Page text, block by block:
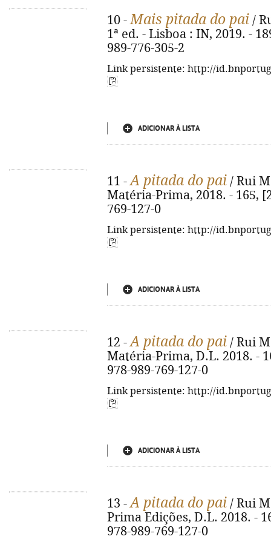
10 -Mais pitada do pai /
1ª ed. - Lisboa : IN, 2019. -
989-776-305-2
Link persistente: http://
ADICIONAR À LISTA
11 -A pitada do pai / Rui
Matéria-Prima, 2018. - 165,
769-127-0
Link persistente: http://
ADICIONAR À LISTA
12 -A pitada do pai / Rui
Matéria-Prima, D.L. 2018. -
978-989-769-127-0
Link persistente: http://
ADICIONAR À LISTA
13 -A pitada do pai / Rui
Prima Edições, D.L. 2018. -
978-989-769-127-0